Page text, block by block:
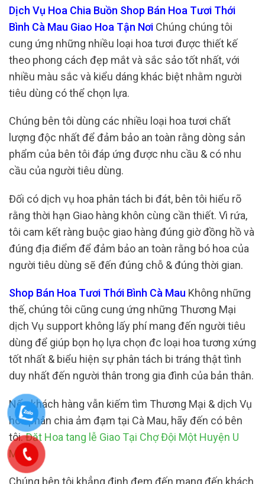
Dịch Vụ Hoa Chia Buồn Shop Bán Hoa Tươi Thới
Bình Cà Mau Giao Hoa Tận Nơi Chúng chúng tôi
cung ứng những nhiều loại hoa tươi được thiết kế
theo phong cách đẹp mắt và sắc sảo tốt nhất, với
nhiều màu sắc và kiểu dáng khác biệt nhằm người
tiêu dùng có thể chọn lựa.
Chúng bên tôi dùng các nhiều loại hoa tươi chất
lượng độc nhất để đảm bảo an toàn rằng dòng sản
phẩm của bên tôi đáp ứng được nhu cầu & có nhu
cầu của người tiêu dùng.
Đối có dịch vụ hoa phân tách bi đát, bên tôi hiểu rõ
rằng thời hạn Giao hàng khôn cùng cần thiết. Vì rứa,
tôi cam kết ràng buộc giao hàng đúng giờ đồng hồ và
đúng địa điểm để đảm bảo an toàn rằng bó hoa của
người tiêu dùng sẽ đến đúng chỗ & đúng thời gian.
Shop Bán Hoa Tươi Thới Bình Cà Mau Không những
thế, chúng tôi cũng cung ứng những Thương Mại
dịch Vụ support không lấy phí mang đến người tiêu
dùng để giúp bọn họ lựa chọn đc loại hoa tương xứng
tốt nhất & biểu hiện sự phân tách bi tráng thật tình
duy nhất đến người thân trong gia đình của bản thân.
Nếu khách hàng vẫn kiếm tìm Thương Mại & dịch Vụ
hoa phân chia ảm đạm tại Cà Mau, hãy đến có bên
tôi.Đăt Hoa tang lễ Giao Tại Chợ Đội Một Huyện U
Minh
Chúng bên tôi khẳng định đem đến mang đến khách